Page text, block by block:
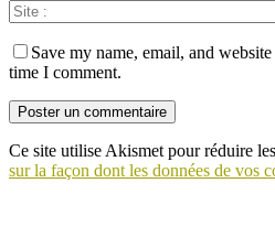
Save my name, email, and
time I comment.
Ce site utilise Akismet pour réduire
sur la façon dont les données de vos